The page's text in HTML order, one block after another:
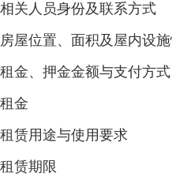
关人员身份及联系方式
屋位置、面积及屋内设
金、押金金额与支付方
金
赁用途与使用要求
赁期限